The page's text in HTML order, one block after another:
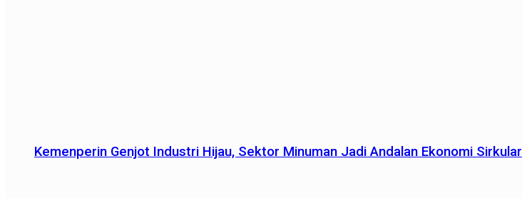
Kemenperin Genjot Industri Hijau, Sektor Minuman Jadi Andalan Ekonomi Sirkular